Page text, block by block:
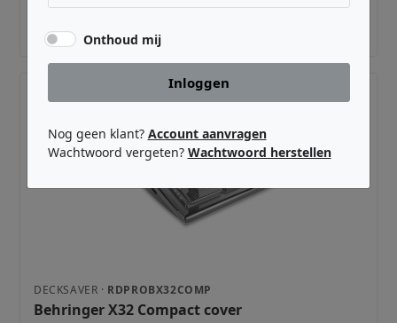
Adviesprijs incl. BTW
DECKSAVER · RDPROBX32COMP
Behringer X32 Compact cover
Onthoud mij
Inloggen
Nog geen klant? Account aanvragen
Wachtwoord vergeten? Wachtwoord herstellen